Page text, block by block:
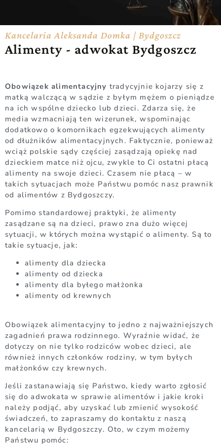
Kancelaria Aleksanda Domka | Bydgoszcz
Alimenty - adwokat Bydgoszcz
Obowiązek alimentacyjny tradycyjnie kojarzy się z
matką walczącą w sądzie z byłym mężem o pieniądze
na ich wspólne dziecko lub dzieci. Zdarza się, że
media wzmacniają ten wizerunek, wspominając
dodatkowo o komornikach egzekwujących alimenty
od dłużników alimentacyjnych. Faktycznie, ponieważ
wciąż polskie sądy częściej zasądzają opiekę nad
dzieckiem matce niż ojcu, zwykle to Ci ostatni płacą
alimenty na swoje dzieci. Czasem nie płacą – w
takich sytuacjach może Państwu pomóc nasz prawnik
od alimentów z Bydgoszczy.
Pomimo standardowej praktyki, że alimenty
zasądzane są na dzieci, prawo zna dużo więcej
sytuacji, w których można wystąpić o alimenty. Są to
takie sytuacje, jak:
alimenty dla dziecka
alimenty od dziecka
alimenty dla byłego małżonka
alimenty od krewnych
Obowiązek alimentacyjny to jedno z najważniejszych
zagadnień prawa rodzinnego. Wyraźnie widać, że
dotyczy on nie tylko rodziców wobec dzieci, ale
również innych członków rodziny, w tym byłych
małżonków czy krewnych.
Jeśli zastanawiają się Państwo, kiedy warto zgłosić
się do adwokata w sprawie alimentów i jakie kroki
należy podjąć, aby uzyskać lub zmienić wysokość
świadczeń, to zapraszamy do kontaktu z naszą
kancelarią w Bydgoszczy. Oto, w czym możemy
Państwu pomóc: